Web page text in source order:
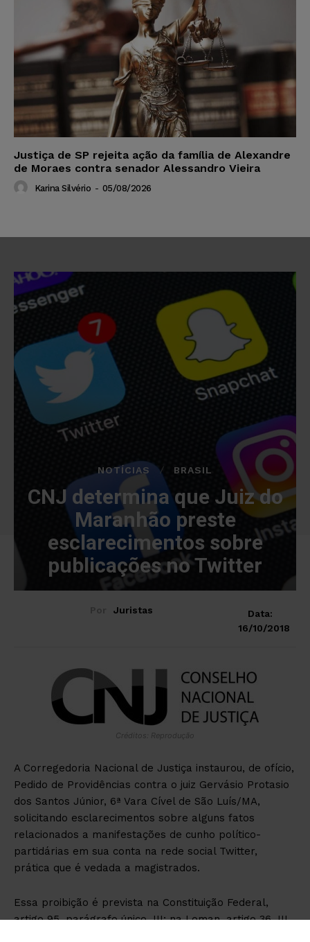
Justiça de SP rejeita ação da família de Alexandre
de Moraes contra senador Alessandro Vieira
Karina Silvério - 05/08/2026